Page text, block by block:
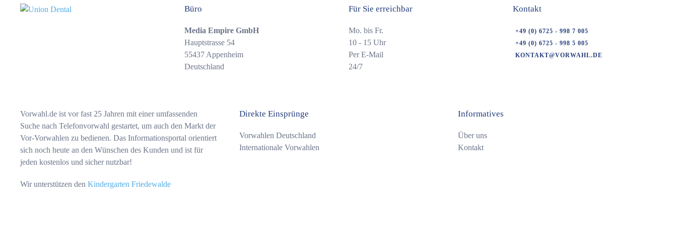
Büro
Media Empire GmbH
Hauptstrasse 54
55437 Appenheim
Deutschland
Kontakt
+49 (0) 6725 - 998 7 005
+49 (0) 6725 - 998 5 005
KONTAKT@VORWAHL.DE
Für Sie erreichbar
Mo. bis Fr.
10 - 15 Uhr
Per E-Mail
24/7
Vorwahl.de ist vor fast 25 Jahren mit einer umfassenden
Suche nach Telefonvorwahl gestartet, um auch den Markt der
Vor-Vorwahlen zu bedienen. Das Informationsportal orientiert
sich noch heute an den Wünschen des Kunden und ist für
jeden kostenlos und sicher nutzbar!
Wir unterstützen den Kindergarten Friedewalde
Direkte Einsprünge
Vorwahlen Deutschland
Internationale Vorwahlen
Informatives
Über uns
Kontakt